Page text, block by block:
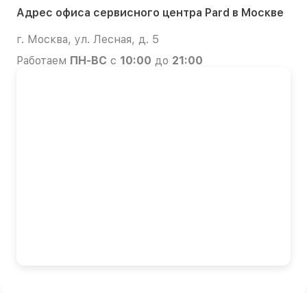
Адрес офиса сервисного центра Pard в Москве
г. Москва, ул. Лесная, д. 5
Работаем ПН-ВС с 10:00 до 21:00